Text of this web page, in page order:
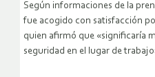
Según informaciones de la
fue acogido con satisfacción
quien afirmó que «significaría
seguridad en el lugar de